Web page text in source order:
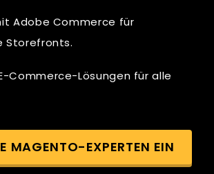
Adobe Commerce für
Storefronts.
Commerce-Lösungen für alle
MAGENTO-EXPERTEN EIN